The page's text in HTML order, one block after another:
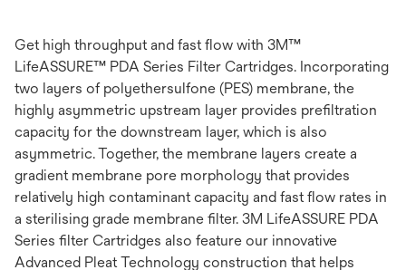
Get high throughput and fast flow with 3M™
LifeASSURE™ PDA Series Filter Cartridges. Incorporating
two layers of polyethersulfone (PES) membrane, the
highly asymmetric upstream layer provides prefiltration
capacity for the downstream layer, which is also
asymmetric. Together, the membrane layers create a
gradient membrane pore morphology that provides
relatively high contaminant capacity and fast flow rates in
a sterilising grade membrane filter. 3M LifeASSURE PDA
Series filter Cartridges also feature our innovative
Advanced Pleat Technology construction that helps